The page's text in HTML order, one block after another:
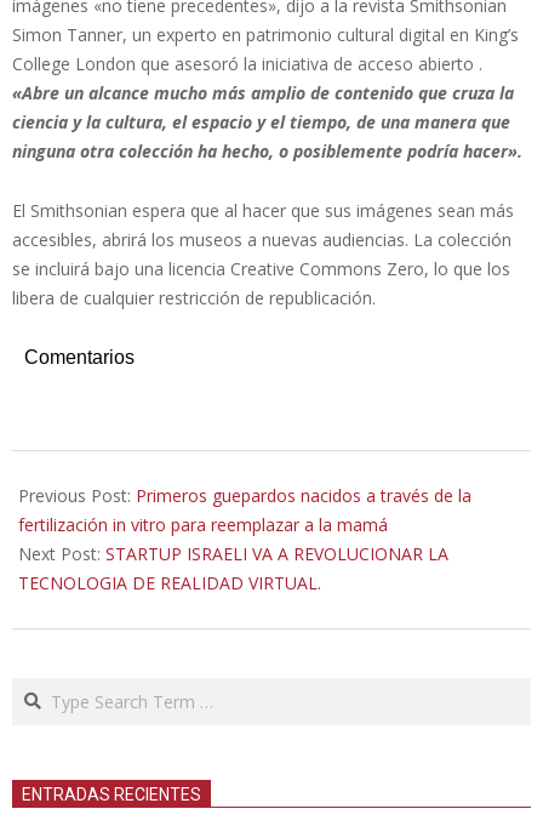
imágenes «no tiene precedentes», dijo a la revista Smithsonian
Simon Tanner, un experto en patrimonio cultural digital en King’s
College London que asesoró la iniciativa de acceso abierto .
«Abre un alcance mucho más amplio de contenido que cruza la
ciencia y la cultura, el espacio y el tiempo, de una manera que
ninguna otra colección ha hecho, o posiblemente podría hacer».
El Smithsonian espera que al hacer que sus imágenes sean más
accesibles, abrirá los museos a nuevas audiencias. La colección
se incluirá bajo una licencia Creative Commons Zero, lo que los
libera de cualquier restricción de republicación.
Comentarios
02-
28
Previous Post: Primeros guepardos nacidos a través de la
fertilización in vitro para reemplazar a la mamá
Next Post: STARTUP ISRAELI VA A REVOLUCIONAR LA
TECNOLOGIA DE REALIDAD VIRTUAL.
Search
ENTRADAS RECIENTES